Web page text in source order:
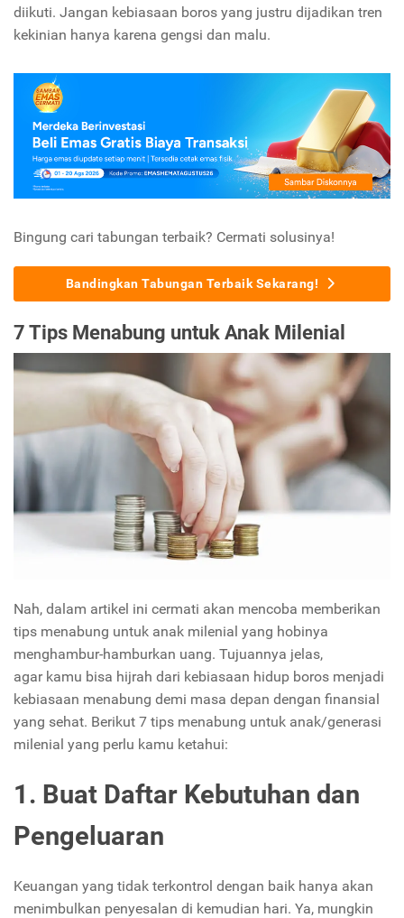
diikuti. Jangan kebiasaan boros yang justru dijadikan tren
kekinian hanya karena gengsi dan malu.
Bingung cari tabungan terbaik? Cermati solusinya!
Bandingkan Tabungan Terbaik Sekarang!
7 Tips Menabung untuk Anak Milenial
Nah, dalam artikel ini cermati akan mencoba memberikan
tips menabung untuk anak milenial yang hobinya
menghambur-hamburkan uang. Tujuannya jelas,
agar kamu bisa hijrah dari kebiasaan hidup boros menjadi
kebiasaan menabung demi masa depan dengan finansial
yang sehat. Berikut 7 tips menabung untuk anak/generasi
milenial yang perlu kamu ketahui:
1. Buat Daftar Kebutuhan dan
Pengeluaran
Keuangan yang tidak terkontrol dengan baik hanya akan
menimbulkan penyesalan di kemudian hari. Ya, mungkin